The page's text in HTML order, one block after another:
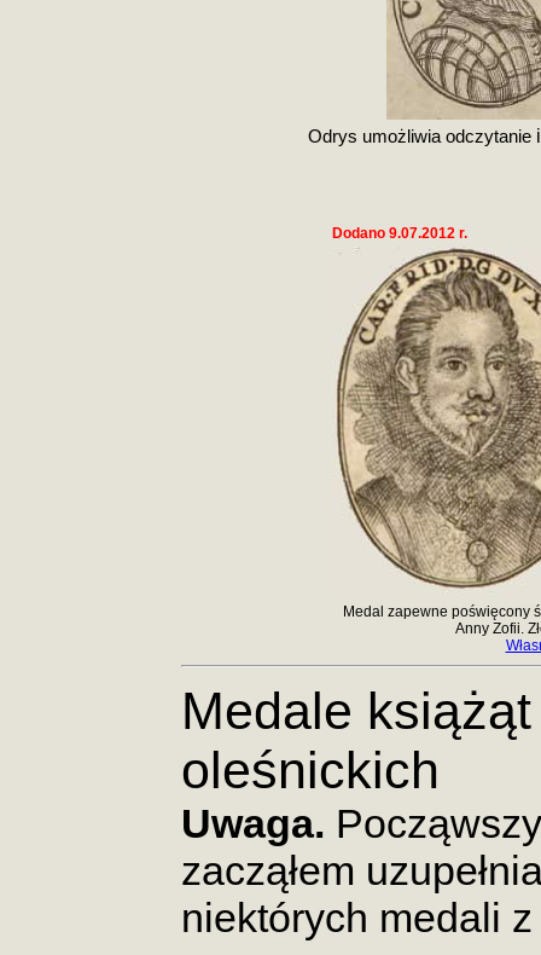
Odrys umożliwia odczytanie
Dodano 9.07.2012 r.
Medal zapewne poświęcony
Anny Zofii.
Medale
oleśnickich
Uwaga.
zacząłem
niektórych medali